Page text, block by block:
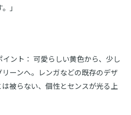
」
ント： 可愛らしい黄色から、少し
ーンへ。レンガなどの既存のデザ
被らない、個性とセンスが光る上